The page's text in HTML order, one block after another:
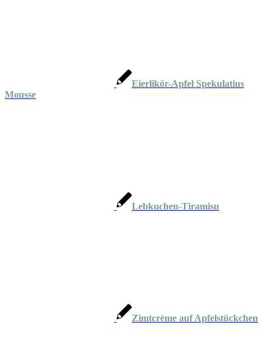
Eierlikör-Apfel Spekulatius
Mousse
Lebkuchen-Tiramisu
Zimtcrème auf Apfelstückchen